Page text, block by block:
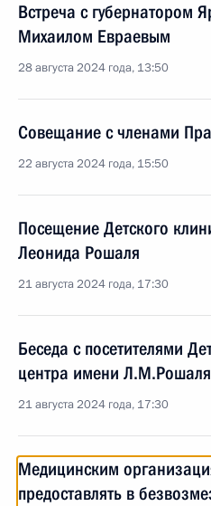
Встреча с губернатором
Михаилом Евраевым
28 августа 2024 года, 13:50
Совещание с членами
22 августа 2024 года, 15:50
Посещение Детского
Леонида Рошаля
21 августа 2024 года, 17:30
Беседа с посетителями
центра имени Л.М.Рошаля
21 августа 2024 года, 17:30
Медицинским
предоставлять в